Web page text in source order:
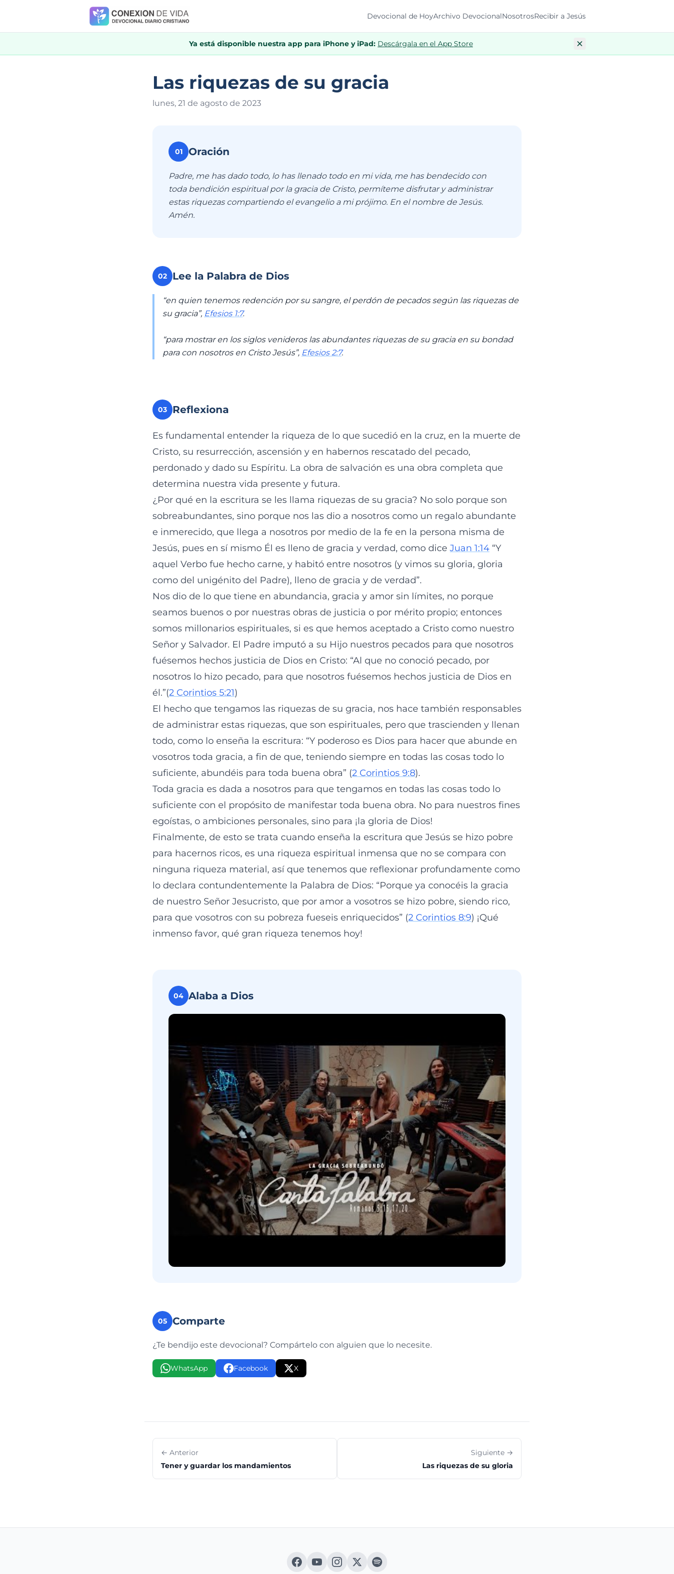
Devocional de HoyArchivo DevocionalNosotrosRecibir a Jesús
Ya está disponible nuestra app para iPhone y iPad: Descárgala en el App Store
Las riquezas de su gracia
lunes, 21 de agosto de 2023
01 Oración
Padre, me has dado todo, lo has llenado todo en mi vida, me has bendecido con
toda bendición espiritual por la gracia de Cristo, permíteme disfrutar y administrar
estas riquezas compartiendo el evangelio a mi prójimo. En el nombre de Jesús.
Amén.
02 Lee la Palabra de Dios
“en quien tenemos redención por su sangre, el perdón de pecados según las riquezas de
su gracia”, Efesios 1:7.
“para mostrar en los siglos venideros las abundantes riquezas de su gracia en su bondad
para con nosotros en Cristo Jesús”, Efesios 2:7.
03 Reflexiona
Es fundamental entender la riqueza de lo que sucedió en la cruz, en la muerte de
Cristo, su resurrección, ascensión y en habernos rescatado del pecado,
perdonado y dado su Espíritu. La obra de salvación es una obra completa que
determina nuestra vida presente y futura.
¿Por qué en la escritura se les llama riquezas de su gracia? No solo porque son
sobreabundantes, sino porque nos las dio a nosotros como un regalo abundante
e inmerecido, que llega a nosotros por medio de la fe en la persona misma de
Jesús, pues en sí mismo Él es lleno de gracia y verdad, como dice Juan 1:14 “Y
aquel Verbo fue hecho carne, y habitó entre nosotros (y vimos su gloria, gloria
como del unigénito del Padre), lleno de gracia y de verdad”.
Nos dio de lo que tiene en abundancia, gracia y amor sin límites, no porque
seamos buenos o por nuestras obras de justicia o por mérito propio; entonces
somos millonarios espirituales, si es que hemos aceptado a Cristo como nuestro
Señor y Salvador. El Padre imputó a su Hijo nuestros pecados para que nosotros
fuésemos hechos justicia de Dios en Cristo: “Al que no conoció pecado, por
nosotros lo hizo pecado, para que nosotros fuésemos hechos justicia de Dios en
él.”(2 Corintios 5:21)
El hecho que tengamos las riquezas de su gracia, nos hace también responsables
de administrar estas riquezas, que son espirituales, pero que trascienden y llenan
todo, como lo enseña la escritura: “Y poderoso es Dios para hacer que abunde en
vosotros toda gracia, a fin de que, teniendo siempre en todas las cosas todo lo
suficiente, abundéis para toda buena obra” (2 Corintios 9:8).
Toda gracia es dada a nosotros para que tengamos en todas las cosas todo lo
suficiente con el propósito de manifestar toda buena obra. No para nuestros fines
egoístas, o ambiciones personales, sino para ¡la gloria de Dios!
Finalmente, de esto se trata cuando enseña la escritura que Jesús se hizo pobre
para hacernos ricos, es una riqueza espiritual inmensa que no se compara con
ninguna riqueza material, así que tenemos que reflexionar profundamente como
lo declara contundentemente la Palabra de Dios: “Porque ya conocéis la gracia
de nuestro Señor Jesucristo, que por amor a vosotros se hizo pobre, siendo rico,
para que vosotros con su pobreza fueseis enriquecidos” (2 Corintios 8:9) ¡Qué
inmenso favor, qué gran riqueza tenemos hoy!
04 Alaba a Dios
05 Comparte
¿Te bendijo este devocional? Compártelo con alguien que lo necesite.
WhatsApp Facebook X
← Anterior
Tener y guardar los mandamientos
Siguiente →
Las riquezas de su gloria